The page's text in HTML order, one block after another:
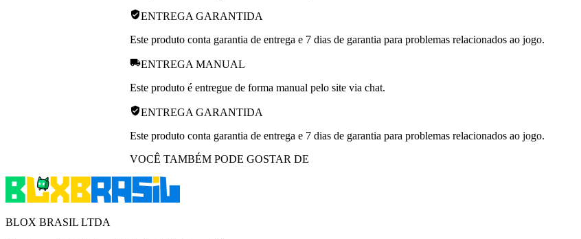
ENTREGA GARANTIDA
Este produto conta garantia de entrega e 7 dias de garantia para problemas relacionados ao jogo.
ENTREGA MANUAL
Este produto é entregue de forma manual pelo site via chat.
ENTREGA GARANTIDA
Este produto conta garantia de entrega e 7 dias de garantia para problemas relacionados ao jogo.
VOCÊ TAMBÉM PODE GOSTAR DE
BLOX BRASIL LTDA